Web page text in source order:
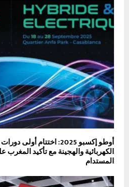
أوطو إكسبو 2025: اختتام
الكهربائية والهجينة مع تأكيد المغرب
المستدام